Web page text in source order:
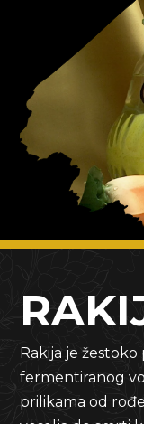
Rakija je
fermentiranog
prilikama od